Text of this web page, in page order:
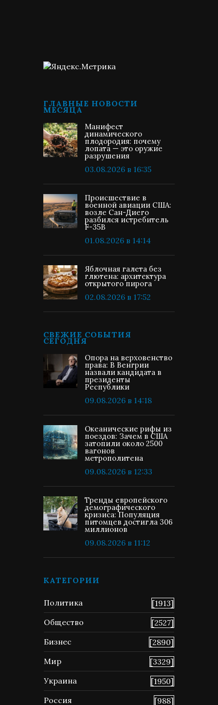
ГЛАВНЫЕ НОВОСТИ
МЕСЯЦА
Манифест
динамического
плодородия: почему
лопата — это оружие
разрушения
03.08.2026 в 16:35
Происшествие в
военной авиации США:
возле Сан-Диего
разбился истребитель
F-35B
01.08.2026 в 14:14
Яблочная галета без
глютена: архитектура
открытого пирога
02.08.2026 в 17:52
СВЕЖИЕ СОБЫТИЯ
СЕГОДНЯ
Опора на верховенство
права: В Венгрии
назвали кандидата в
президенты
Республики
09.08.2026 в 14:18
Океанические рифы из
поездов: Зачем в США
затопили около 2500
вагонов
метрополитена
09.08.2026 в 12:33
Тренды европейского
демографического
кризиса: Популяция
питомцев достигла 306
миллионов
09.08.2026 в 11:12
КАТЕГОРИИ
Политика
[1913]
Общество
[2527]
Бизнес
[2890]
Мир
[3329]
Украина
[1950]
Россия
[988]